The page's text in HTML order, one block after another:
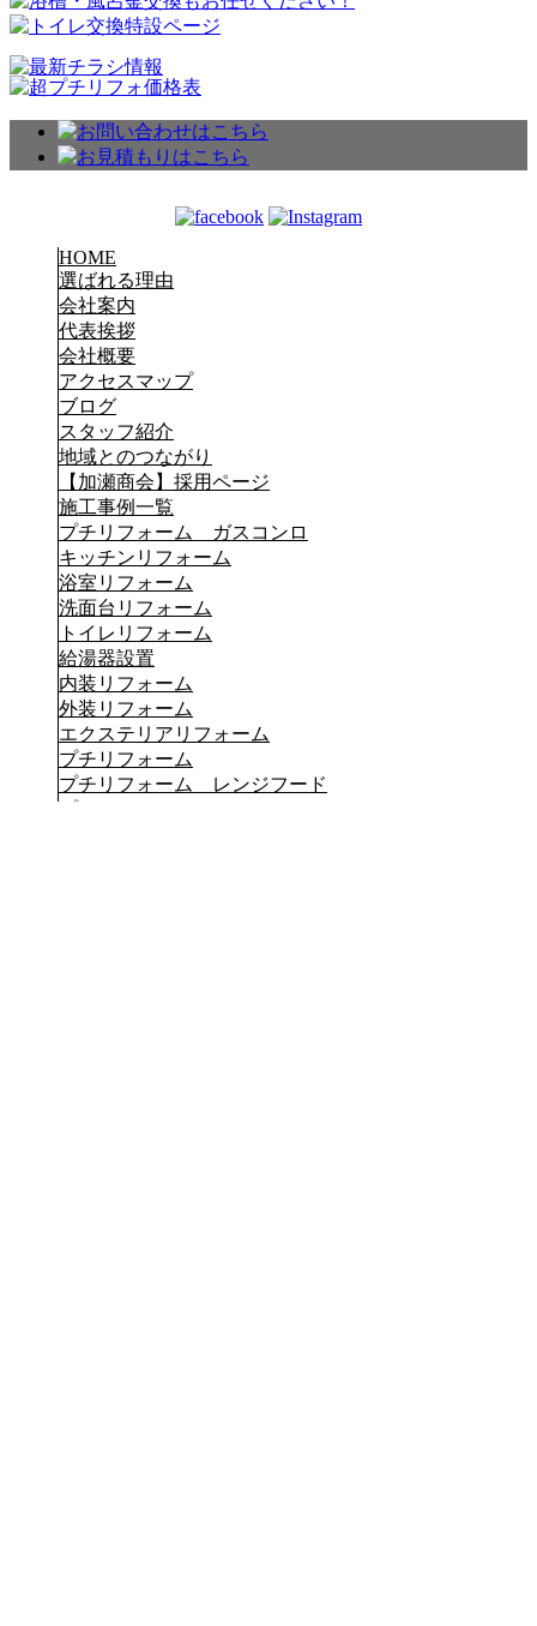
HOME
選ばれる理由
会社案内
代表挨拶
会社概要
アクセスマップ
ブログ
スタッフ紹介
地域とのつながり
【加瀬商会】採用ページ
施工事例一覧
プチリフォーム ガスコンロ
キッチンリフォーム
浴室リフォーム
洗面台リフォーム
トイレリフォーム
給湯器設置
内装リフォーム
外装リフォーム
エクステリアリフォーム
プチリフォーム
プチリフォーム レンジフード